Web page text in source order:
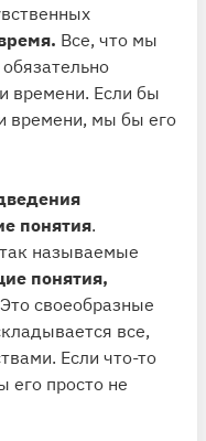
Все, что мы
времени. Если бы
времени, мы бы его
понятия.
называемые
понятия,
своеобразные
все,
Если что-то
его просто не